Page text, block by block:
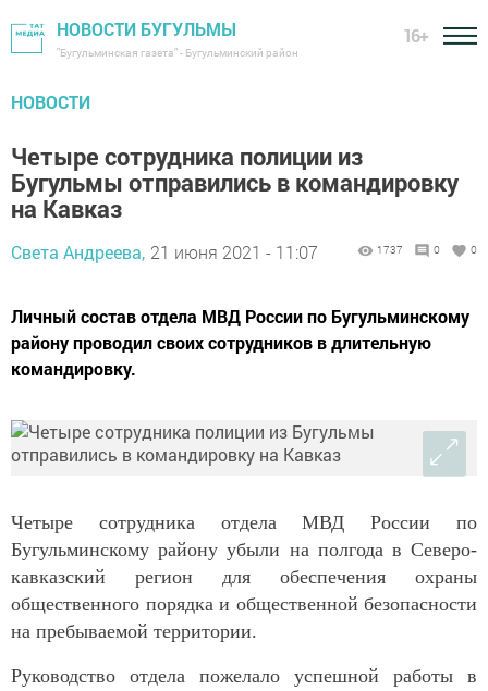
НОВОСТИ БУГУЛЬМЫ
"Бугульминская газета" - Бугульминский район
16+
НОВОСТИ
Четыре сотрудника полиции из
Бугульмы отправились в командировку
на Кавказ
Света Андреева, 21 июня 2021 - 11:07 1737 0 0
Личный состав отдела МВД России по Бугульминскому
району проводил своих сотрудников в длительную
командировку.
Четыре сотрудника отдела МВД России по
Бугульминскому району убыли на полгода в Северо-
кавказский регион для обеспечения охраны
общественного порядка и общественной безопасности
на пребываемой территории.
Руководство отдела пожелало успешной работы в